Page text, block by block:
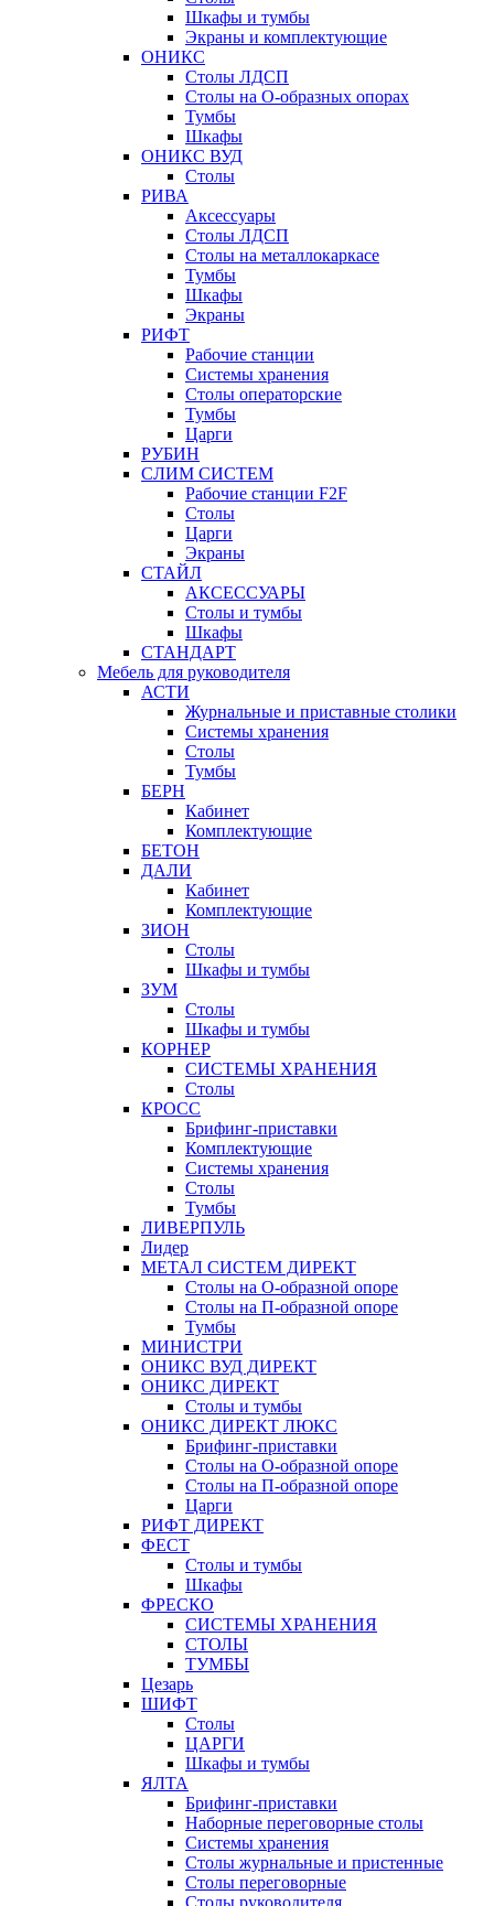
Шкафы и тумбы
Экраны и комплектующие
ОНИКС
Столы ЛДСП
Столы на О-образных опорах
Тумбы
Шкафы
ОНИКС ВУД
Столы
РИВА
Аксессуары
Столы ЛДСП
Столы на металлокаркасе
Тумбы
Шкафы
Экраны
РИФТ
Рабочие станции
Системы хранения
Столы операторские
Тумбы
Царги
РУБИН
СЛИМ СИСТЕМ
Рабочие станции F2F
Столы
Царги
Экраны
СТАЙЛ
АКСЕССУАРЫ
Столы и тумбы
Шкафы
СТАНДАРТ
Мебель для руководителя
АСТИ
Журнальные и приставные столики
Системы хранения
Столы
Тумбы
БЕРН
Кабинет
Комплектующие
БЕТОН
ДАЛИ
Кабинет
Комплектующие
ЗИОН
Столы
Шкафы и тумбы
ЗУМ
Столы
Шкафы и тумбы
КОРНЕР
СИСТЕМЫ ХРАНЕНИЯ
Столы
КРОСС
Брифинг-приставки
Комплектующие
Системы хранения
Столы
Тумбы
ЛИВЕРПУЛЬ
Лидер
МЕТАЛ СИСТЕМ ДИРЕКТ
Столы на О-образной опоре
Столы на П-образной опоре
Тумбы
МИНИСТРИ
ОНИКС ВУД ДИРЕКТ
ОНИКС ДИРЕКТ
Столы и тумбы
ОНИКС ДИРЕКТ ЛЮКС
Брифинг-приставки
Столы на О-образной опоре
Столы на П-образной опоре
Царги
РИФТ ДИРЕКТ
ФЕСТ
Столы и тумбы
Шкафы
ФРЕСКО
СИСТЕМЫ ХРАНЕНИЯ
СТОЛЫ
ТУМБЫ
Цезарь
ШИФТ
Столы
ЦАРГИ
Шкафы и тумбы
ЯЛТА
Брифинг-приставки
Наборные переговорные столы
Системы хранения
Столы журнальные и пристенные
Столы переговорные